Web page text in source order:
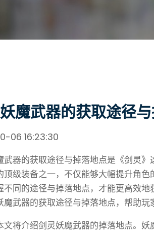
魔武器的获取途径
06 16:23:30
武器的获取途径与掉落地点是《剑灵
顶级装备之一，不仅能够大幅提升角
不同的途径与掉落地点，才能更高效
魔武器的获取途径与掉落地点，帮助玩
文将介绍剑灵妖魔武器的掉落地点。